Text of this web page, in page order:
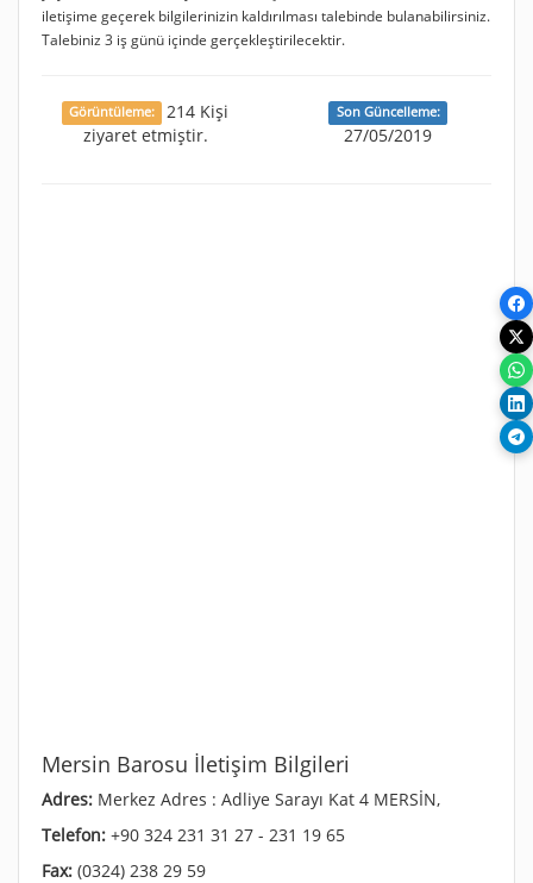
iletişime geçerek bilgilerinizin kaldırılması talebinde bulanabilirsiniz.
Talebiniz 3 iş günü içinde gerçekleştirilecektir.
Görüntüleme:
214 Kişi
ziyaret etmiştir.
Son Güncelleme:
27/05/2019
Mersin Barosu İletişim Bilgileri
Adres: Merkez Adres : Adliye Sarayı Kat 4 MERSİN,
Telefon: +90 324 231 31 27 - 231 19 65
Fax: (0324) 238 29 59